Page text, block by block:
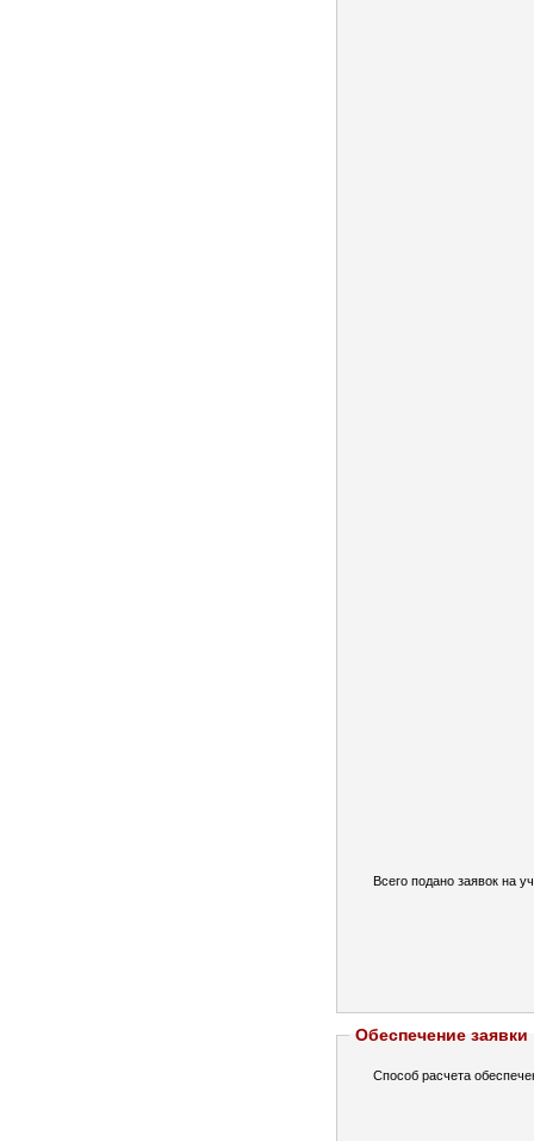
Всего подано заявок на
Обеспечение заявки
Способ расчета